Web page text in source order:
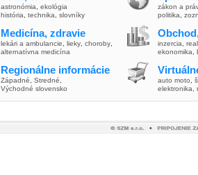
astronómia
ekológia
história
technika slovníky
Medicína, zdravie
lekári a ambulancie lieky choroby
alternatívna medicína
Regionálne informácie
Západné Stredné
Východné slovensko
zákon a
politika
inzercia
ekonomika
auto moto
elektronika,